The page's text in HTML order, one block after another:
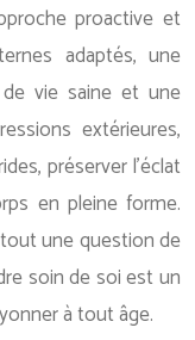
proactive et
adaptés, une
vie saine et une
extérieures,
préserver l’éclat
en pleine forme.
une question de
soin de soi est un
à tout âge.